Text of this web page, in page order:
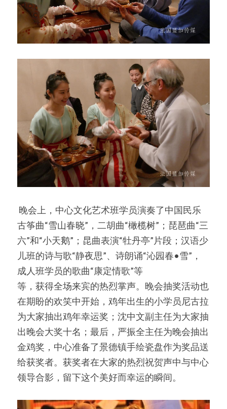
古筝曲“雪山春晓”，二胡曲“橄榄树”；琵琶曲“三
六”和“小天鹅”；昆曲表演“牡丹亭”片段；汉语少
儿班的诗与歌“静夜思”、诗朗诵“沁园春•雪”，
成人班学员的歌曲“康定情歌”等
等，获得全场来宾的热烈掌声。晚会抽奖活动也
在期盼的欢笑中开始，鸡年出生的小学员尼古拉
为大家抽出鸡年幸运奖；沈中文副主任为大家抽
出晚会大奖十名；最后，严振全主任为晚会抽出
金鸡奖，中心准备了景德镇手绘瓷盘作为奖品送
给获奖者。获奖者在大家的热烈祝贺声中与中心
领导合影，留下这个美好而幸运的瞬间。